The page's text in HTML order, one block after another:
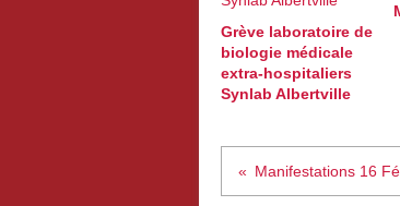
Grève laboratoire de
biologie médicale
extra-hospitaliers
Synlab Albertville
Manifestations 16